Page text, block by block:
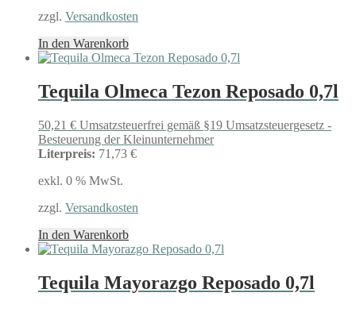
zzgl. Versandkosten
In den Warenkorb
Tequila Olmeca Tezon Reposado 0,7l
50,21 € Umsatzsteuerfrei gemäß §19 Umsatzsteuergesetz -
Besteuerung der Kleinunternehmer
Literpreis: 71,73 €
exkl. 0 % MwSt.
zzgl. Versandkosten
In den Warenkorb
Tequila Mayorazgo Reposado 0,7l